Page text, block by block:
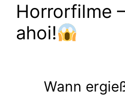
Horrorfilme
ahoi!
Wann